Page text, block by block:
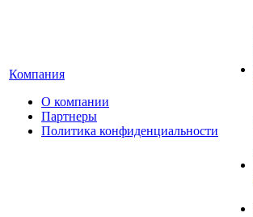
Компания
О компании
Партнеры
Политика конфиденциальности